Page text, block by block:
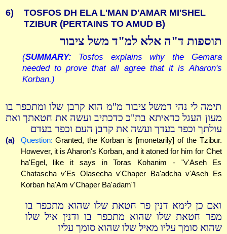
6)
TOSFOS DH ELA L'MAN D'AMAR MI'SHEL
TZIBUR (PERTAINS TO AMUD B)
תוספות ד"ה אלא למ"ד משל ציבור
(SUMMARY: Tosfos explains why the Gemara
needed to prove that all agree that it is Aharon's
Korban.)
תימה לי נהי דמשל ציבור מ"מ הוא קרבן שלו ומתכפר בו
מעון העגל כדאיתא בת"כ כדכתיב ועשה את חטאתך ואת
עולתך וכפר בעדך ועשה את קרבן העם וכפר בעדם
(a) Question: Granted, the Korban is [monetarily] of the Tzibur.
However, it is Aharon's Korban, and it atoned for him for Chet
ha'Egel, like it says in Toras Kohanim - "v'Aseh Es
Chatascha v'Es Olasecha v'Chaper Ba'adcha v'Aseh Es
Korban ha'Am v'Chaper Ba'adam"!
ואם כן לימא דנין פר חטאת שלו שהוא מתכפר בו
מפר חטאת שלו שהוא מתכפר בו ודנין איל שלו
שהוא סומך עליו מאיל שלו שהוא סומך עליו